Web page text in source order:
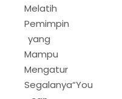
Melatih
Pemimpin
yang
Mampu
Mengatur
Segalanya“You